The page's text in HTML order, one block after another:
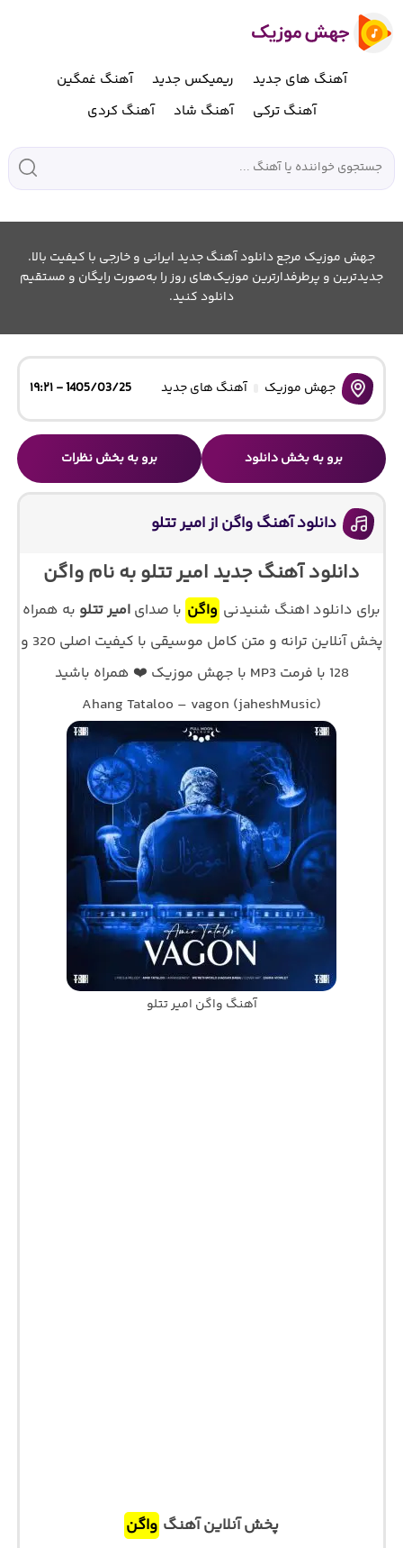
آهنگ های جدید ریمیکس جدید
آهنگ غمگین
آهنگ ترکی
آهنگ شاد آهنگ کردی
جهش موزیک مرجع دانلود آهنگ جدید ایرانی و خارجی با کیفیت بالا.
جدیدترین و پرطرفدارترین موزیک‌های روز را به‌صورت رایگان و مستقیم
دانلود کنید.
جهش موزیک آهنگ های جدید 1405/03/25 - ۱۹:۲۱
برو به بخش دانلود برو به بخش نظرات
دانلود آهنگ واگن از امیر تتلو
دانلود آهنگ جدید امیر تتلو به نام واگن
برای دانلود اهنگ شنیدنی واگن با صدای امیر تتلو به همراه
پخش آنلاین ترانه و متن کامل موسیقی با کیفیت اصلی 320 و
128 با فرمت MP3 با جهش موزیک ❤️ همراه باشید
Ahang Tataloo – vagon (jaheshMusic)
آهنگ واگن امیر تتلو
پخش آنلاین آهنگ واگن